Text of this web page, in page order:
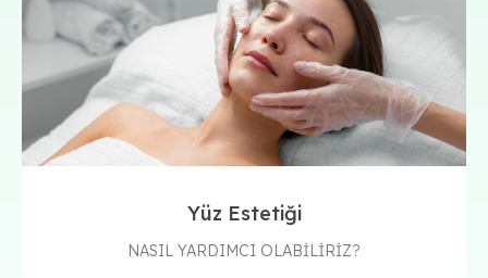
Yüz Estetiği
NASIL YARDIMCI OLABİLİRİZ?